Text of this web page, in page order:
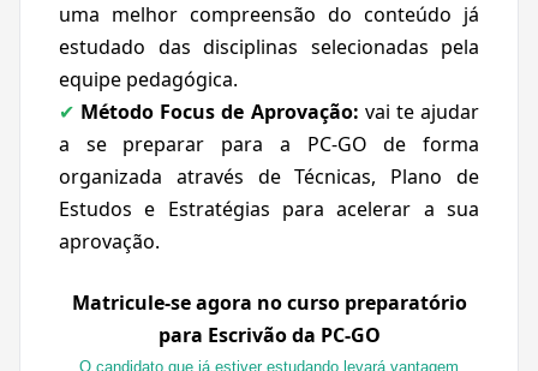
uma melhor compreensão do conteúdo já
estudado das disciplinas selecionadas pela
equipe pedagógica.
✔ Método Focus de Aprovação: vai te ajudar
a se preparar para a PC-GO de forma
organizada através de Técnicas, Plano de
Estudos e Estratégias para acelerar a sua
aprovação.
Matricule-se agora no curso preparatório
para Escrivão da PC-GO
O candidato que já estiver estudando levará vantagem